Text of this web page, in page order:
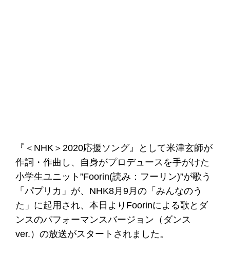
『＜NHK＞2020応援ソング』として米津玄師が
作詞・作曲し、自身がプロデュースを手がけた
小学生ユニット”Foorin(読み：フーリン)”が歌う
「パプリカ」が、NHK8月9月の「みんなのう
た」に起用され、本日よりFoorinによる歌とダ
ンスのパフォーマンスバージョン（ダンス
ver.）の放送がスタートされました。